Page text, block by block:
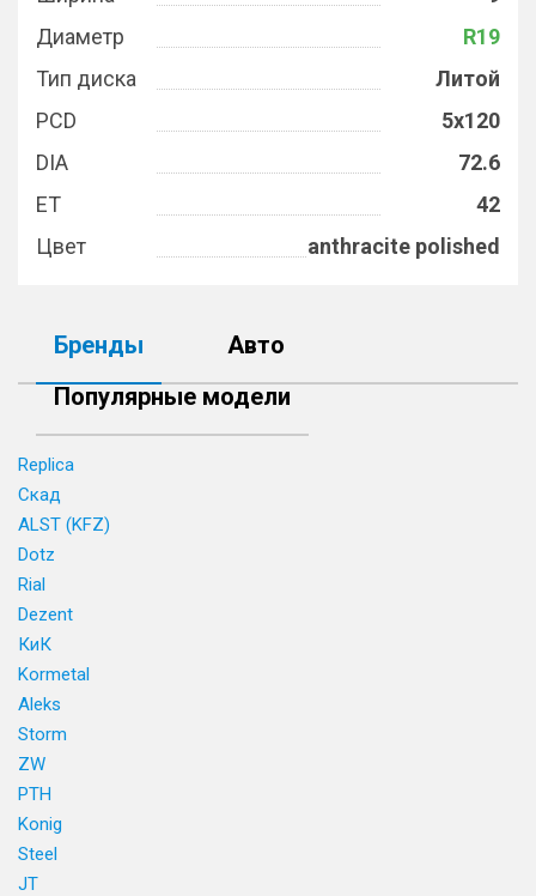
Диаметр
R19
Тип диска
Литой
PCD
5x120
DIA
72.6
ET
42
Цвет
anthracite polished
Бренды
Авто
Популярные модели
Replica
Скад
ALST (KFZ)
Dotz
Rial
Dezent
КиК
Kormetal
Aleks
Storm
ZW
PTH
Konig
Steel
JT